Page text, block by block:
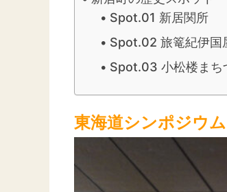
Spot.01 新居関所
Spot.02 旅篭紀伊国
Spot.03 小松楼まち
東海道シンポジウ